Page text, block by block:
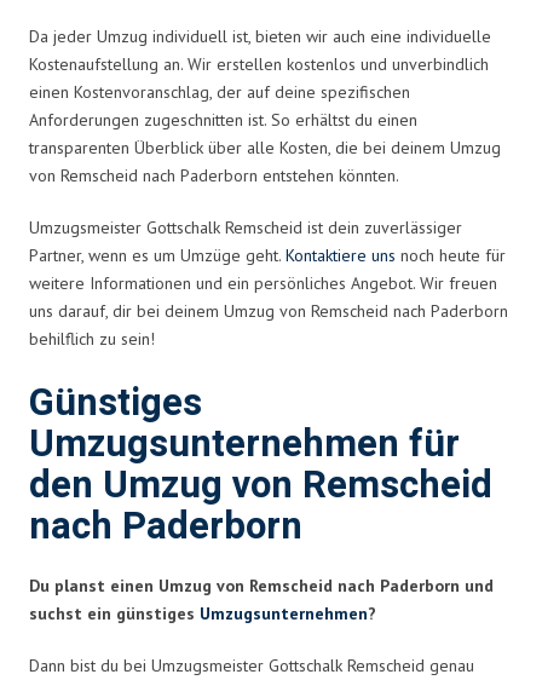
Da jeder Umzug individuell ist, bieten wir auch eine individuelle
Kostenaufstellung an. Wir erstellen kostenlos und unverbindlich
einen Kostenvoranschlag, der auf deine spezifischen
Anforderungen zugeschnitten ist. So erhältst du einen
transparenten Überblick über alle Kosten, die bei deinem Umzug
von Remscheid nach Paderborn entstehen könnten.
Umzugsmeister Gottschalk Remscheid ist dein zuverlässiger
Partner, wenn es um Umzüge geht. Kontaktiere uns noch heute für
weitere Informationen und ein persönliches Angebot. Wir freuen
uns darauf, dir bei deinem Umzug von Remscheid nach Paderborn
behilflich zu sein!
Günstiges
Umzugsunternehmen für
den Umzug von Remscheid
nach Paderborn
Du planst einen Umzug von Remscheid nach Paderborn und
suchst ein günstiges Umzugsunternehmen?
Dann bist du bei Umzugsmeister Gottschalk Remscheid genau